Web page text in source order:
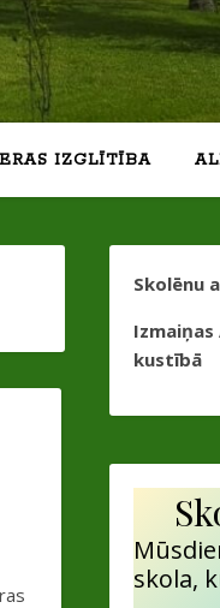
IZGLĪTĪBA
Skolēnu
Izmaiņas
kustībā
skola,